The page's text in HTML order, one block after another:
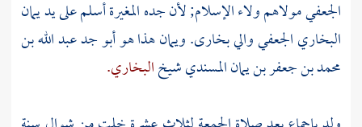
الجعفيمولاهم ولاء الإسلام; لأن جدهالمغيرةأسلم على يديمان
البخاري الجعفيواليبخارى.ويمان هذا هو أبو جدعبد الله بن
محمد بن جعفر بن يمان المسنديشيخالبخاري.